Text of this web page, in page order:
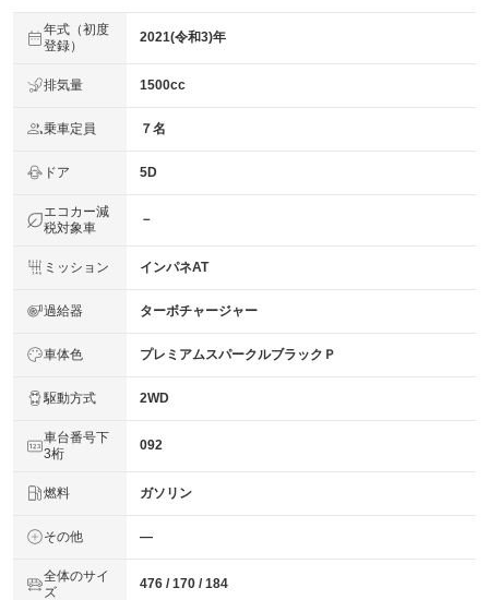
法定整備
※車検なし・車検整備付の場合は法定24ヶ月点検整備付
法定整備
年式（初度
登録）
2021(令和3)年
排気量 1500cc
乗車定員 ７名
ドア 5D
エコカー減
税対象車
－
ミッション インパネAT
過給器 ターボチャージャー
車体色 プレミアムスパークルブラックＰ
駆動方式 2WD
車台番号下
3桁
092
燃料 ガソリン
その他 ―
全体のサイ
ズ
476 / 170 / 184